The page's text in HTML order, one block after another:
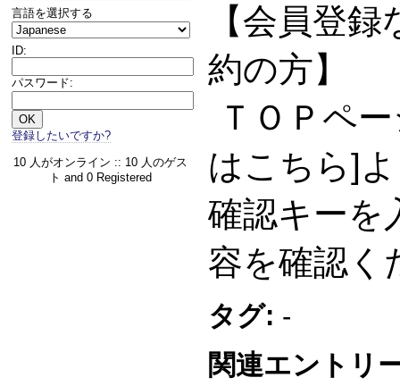
言語を選択する
ID:
パスワード:
登録したいですか?
10 人がオンライン :: 10 人のゲス
ト and 0 Registered
【会員登
約の方】
ＴＯＰペ
はこちら]
確認キーを
容を確認く
タグ: -
関連エントリ